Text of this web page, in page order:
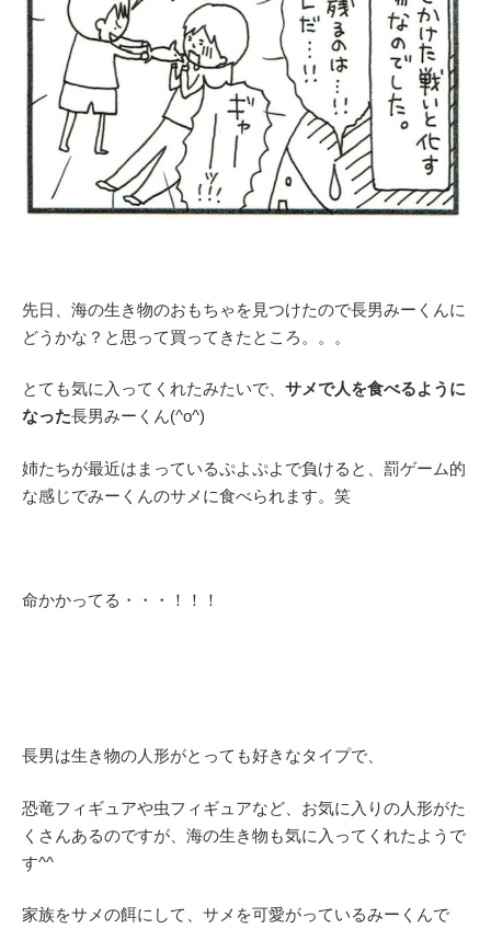
先日、海の生き物のおもちゃを見つけたので長男みーくんに
どうかな？と思って買ってきたところ。。。
とても気に入ってくれたみたいで、 サメで人を食べるように
なった長男みーくん(^o^)
姉たちが最近はまっているぷよぷよで負けると、罰ゲーム的
な感じでみーくんのサメに食べられます。笑
命かかってる・・・！！！
長男は生き物の人形がとっても好きなタイプで、
恐竜フィギュアや虫フィギュアなど、お気に入りの人形がた
くさんあるのですが、海の生き物も気に入ってくれたようで
す^^
家族をサメの餌にして、サメを可愛がっているみーくんで